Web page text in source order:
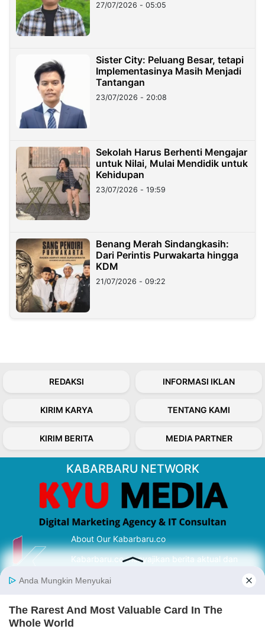
27/07/2026 - 05:05
Sister City: Peluang Besar, tetapi
Implementasinya Masih Menjadi
Tantangan
23/07/2026 - 20:08
Sekolah Harus Berhenti Mengajar
untuk Nilai, Mulai Mendidik untuk
Kehidupan
23/07/2026 - 19:59
Benang Merah Sindangkasih:
Dari Perintis Purwakarta hingga
KDM
21/07/2026 - 09:22
REDAKSI INFORMASI IKLAN
KIRIM KARYA TENTANG KAMI
KIRIM BERITA MEDIA PARTNER
KABARBARU NETWORK
About Our Kabarbaru.co
Kabarbaru.co menyajikan berita aktual dan
serta terverifikasi dari sumber yang tepat.
Follow Kabarbaru